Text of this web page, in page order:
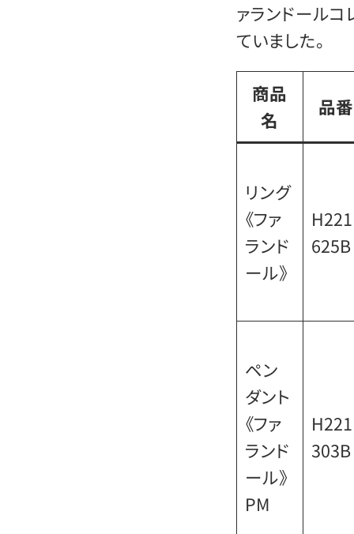
ァランドール
ていました。
商品
名
品番
リング
《ファ
ランド
ール》
H221
625B
ペン
ダント
《ファ
ランド
ール》
PM
H221
303B